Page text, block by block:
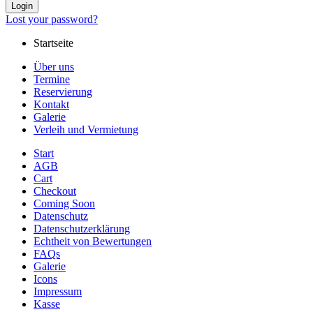
Login
Lost your password?
Startseite
Über uns
Termine
Reservierung
Kontakt
Galerie
Verleih und Vermietung
Start
AGB
Cart
Checkout
Coming Soon
Datenschutz
Datenschutzerklärung
Echtheit von Bewertungen
FAQs
Galerie
Icons
Impressum
Kasse